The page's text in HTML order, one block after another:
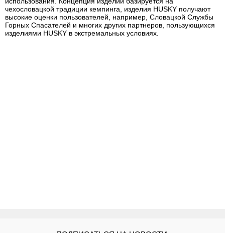
чехословацкой традиции кемпинга, изделия HUSKY получают
высокие оценки пользователей, например, Словацкой Службы
Горных Спасателей и многих других партнеров, пользующихся
изделиями HUSKY в экстремальных условиях.